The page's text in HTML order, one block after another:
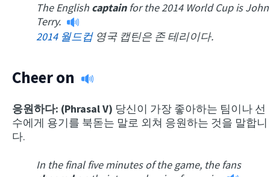
The English captainfor the 2014 World Cup is John
Terry.
2014 월드컵영국 캡틴은 존 테리이다.
Cheer on
응원하다: (Phrasal V) 당신이 가장 좋아하는 팀이나 선
수에게 용기를 북돋는 말로 외쳐 응원하는 것을 말합니
다.
In the final five minutes of the game, the fans